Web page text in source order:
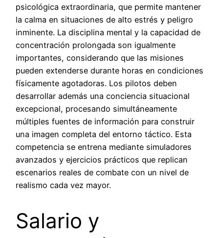
psicológica extraordinaria, que permite mantener
la calma en situaciones de alto estrés y peligro
inminente. La disciplina mental y la capacidad de
concentración prolongada son igualmente
importantes, considerando que las misiones
pueden extenderse durante horas en condiciones
físicamente agotadoras. Los pilotos deben
desarrollar además una conciencia situacional
excepcional, procesando simultáneamente
múltiples fuentes de información para construir
una imagen completa del entorno táctico. Esta
competencia se entrena mediante simuladores
avanzados y ejercicios prácticos que replican
escenarios reales de combate con un nivel de
realismo cada vez mayor.
Salario y